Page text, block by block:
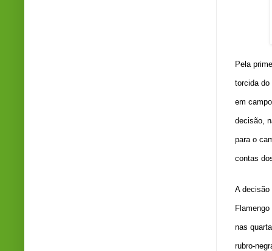
Pela
torcida do
em
decisão,
para o
contas
A decisão
nas
rubro-